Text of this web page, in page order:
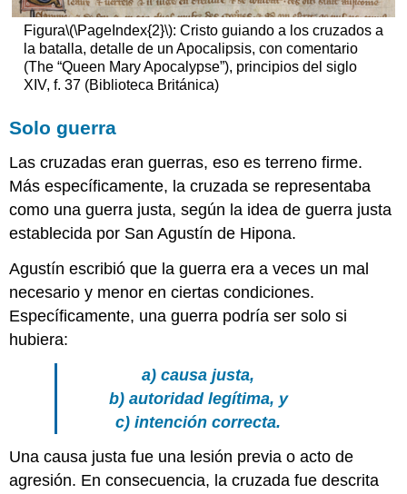
Figura\(\PageIndex{2}\): Cristo guiando a los cruzados a
la batalla, detalle de un Apocalipsis, con comentario
(The “Queen Mary Apocalypse”), principios del siglo
XIV, f. 37 (Biblioteca Británica)
Solo guerra
Las cruzadas eran guerras, eso es terreno firme.
Más específicamente, la cruzada se representaba
como una guerra justa, según la idea de guerra justa
establecida por San Agustín de Hipona.
Agustín escribió que la guerra era a veces un mal
necesario y menor en ciertas condiciones.
Específicamente, una guerra podría ser solo si
hubiera:
a) causa justa,
b) autoridad legítima, y
c) intención correcta.
Una causa justa fue una lesión previa o acto de
agresión. En consecuencia, la cruzada fue descrita